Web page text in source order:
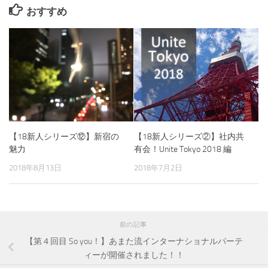
おすすめ
【18新人シリーズ⑫】新宿の
魅力
2018年8月13日
【18新人シリーズ②】社内共
有会！Unite Tokyo 2018 編
2018年7月2日
前の記事
【第４回目 So you！】あまた流インターナショナルパーテ
ィーが開催されました！！